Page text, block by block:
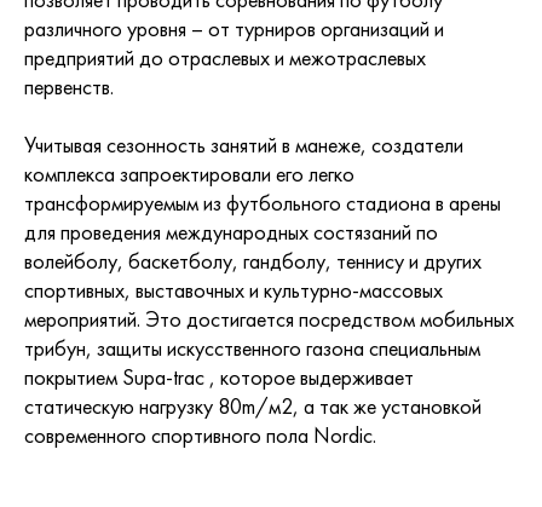
различного уровня – от турниров организаций и
предприятий до отраслевых и межотраслевых
первенств.
Учитывая сезонность занятий в манеже, создатели
комплекса запроектировали его легко
трансформируемым из футбольного стадиона в арены
для проведения международных состязаний по
волейболу, баскетболу, гандболу, теннису и других
спортивных, выставочных и культурно-массовых
мероприятий. Это достигается посредством мобильных
трибун, защиты искусственного газона специальным
покрытием Supa-trac , которое выдерживает
статическую нагрузку 80m/м2, а так же установкой
современного спортивного пола Nordic.